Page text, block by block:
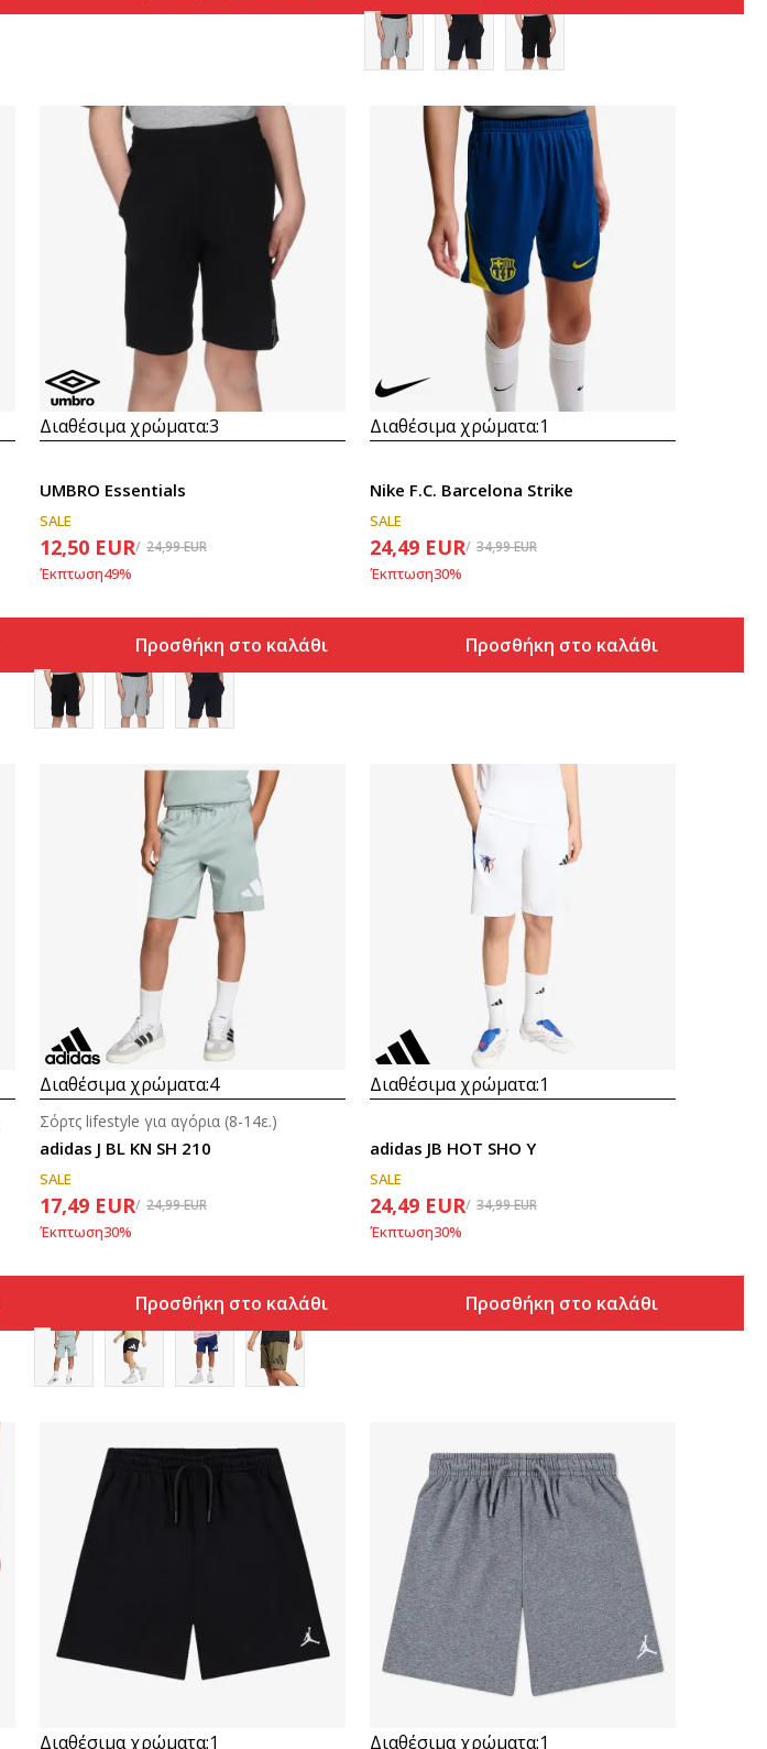
Συγκρίνετε
Διαθέσιμα χρώματα:3
UMBRO Essentials
SALE
12,50 EUR 24,99EUR
Έκπτωση49%
Προσθήκη στο καλάθι
Συγκρίνετε
Διαθέσιμα χρώματα:1
Nike F.C. Barcelona Strike
SALE
24,49 EUR 34,99EUR
Έκπτωση30%
Προσθήκη στο καλάθι
Συγκρίνετε
Διαθέσιμα χρώματα:4
adidas J BL KN SH 210
Σόρτς lifestyle για αγόρια (8-14ε.)
SALE
17,49 EUR 24,99EUR
Έκπτωση30%
Προσθήκη στο καλάθι
Συγκρίνετε
Διαθέσιμα χρώματα:1
adidas JB HOT SHO Y
SALE
24,49 EUR 34,99EUR
Έκπτωση30%
Προσθήκη στο καλάθι
Διαθέσιμα χρώματα:1
Συγκρίνετε
Διαθέσιμα χρώματα:1